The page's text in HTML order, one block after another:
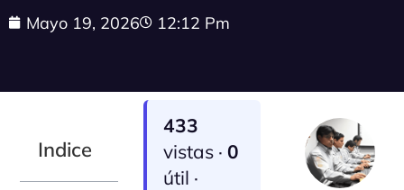
Mayo 19, 2026 12:12 Pm
Indice
433
vistas ·0
útil ·